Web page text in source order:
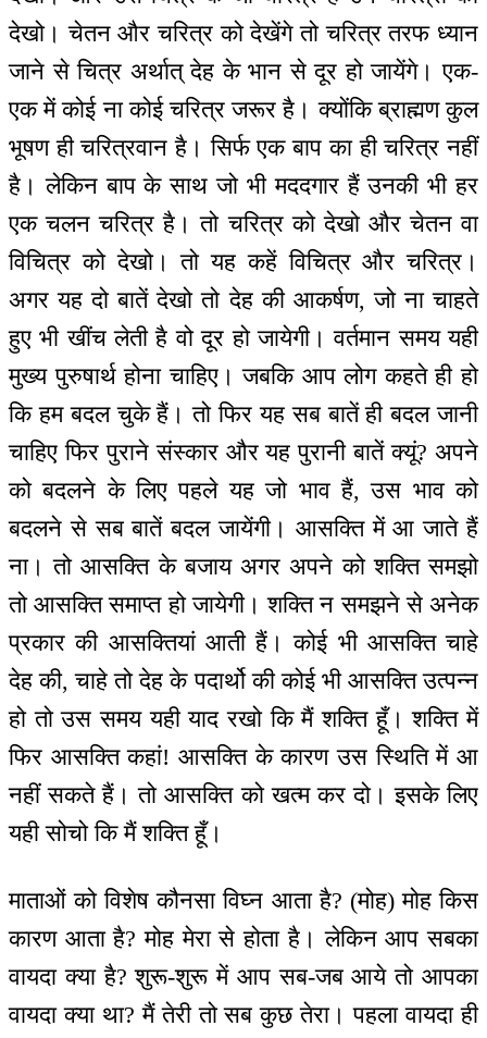
देखो। चेतन और चरित्र को देखेंगे तो चरित्र तरफ ध्यान
जाने से चित्र अर्थात् देह के भान से दूर हो जायेंगे। एक-
एक में कोई ना कोई चरित्र जरूर है। क्योंकि ब्राह्मण कुल
भूषण ही चरित्रवान है। सिर्फ एक बाप का ही चरित्र नहीं
है। लेकिन बाप के साथ जो भी मददगार हैं उनकी भी हर
एक चलन चरित्र है। तो चरित्र को देखो और चेतन वा
विचित्र को देखो। तो यह कहें विचित्र और चरित्र।
अगर यह दो बातें देखो तो देह की आकर्षण, जो ना चाहते
हुए भी खींच लेती है वो दूर हो जायेगी। वर्तमान समय यही
मुख्य पुरुषार्थ होना चाहिए। जबकि आप लोग कहते ही हो
कि हम बदल चुके हैं। तो फिर यह सब बातें ही बदल जानी
चाहिए फिर पुराने संस्कार और यह पुरानी बातें क्यूं? अपने
को बदलने के लिए पहले यह जो भाव हैं, उस भाव को
बदलने से सब बातें बदल जायेंगी। आसक्ति में आ जाते हैं
ना। तो आसक्ति के बजाय अगर अपने को शक्ति समझो
तो आसक्ति समाप्त हो जायेगी। शक्ति न समझने से अनेक
प्रकार की आसक्तियां आती हैं। कोई भी आसक्ति चाहे
देह की, चाहे तो देह के पदार्थो की कोई भी आसक्ति उत्पन्न
हो तो उस समय यही याद रखो कि मैं शक्ति हूँ। शक्ति में
फिर आसक्ति कहां! आसक्ति के कारण उस स्थिति में आ
नहीं सकते हैं। तो आसक्ति को खत्म कर दो। इसके लिए
यही सोचो कि मैं शक्ति हूँ।
माताओं को विशेष कौनसा विघ्न आता है? (मोह) मोह किस
कारण आता है? मोह मेरा से होता है। लेकिन आप सबका
वायदा क्या है? शुरू-शुरू में आप सब-जब आये तो आपका
वायदा क्या था? मैं तेरी तो सब कुछ तेरा। पहला वायदा ही